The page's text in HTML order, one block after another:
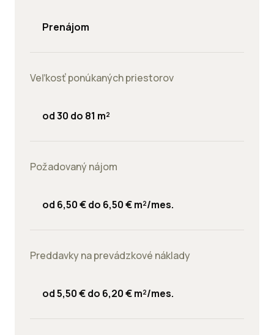
Prenájom
Veľkosť ponúkaných priestorov
od 30 do 81 m²
Požadovaný nájom
od 6,50 € do 6,50 € m²/mes.
Preddavky na prevádzkové náklady
od 5,50 € do 6,20 € m²/mes.